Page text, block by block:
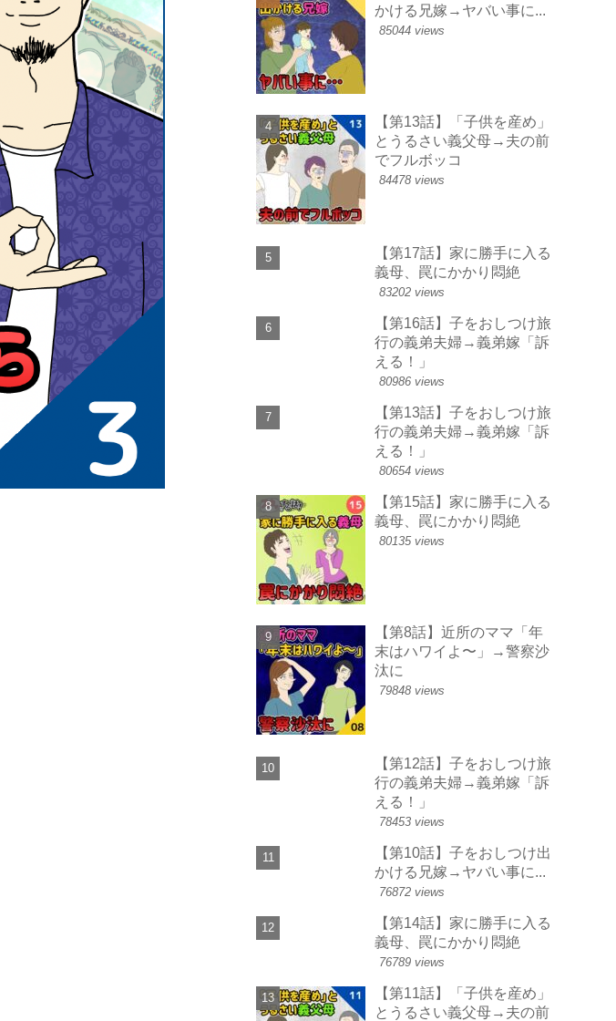
かける兄嫁→ヤバい事に...
85044 views
【第13話】「子供を産め」
とうるさい義父母→夫の前
でフルボッコ
84478 views
【第17話】家に勝手に入る
義母、罠にかかり悶絶
83202 views
【第16話】子をおしつけ旅
行の義弟夫婦→義弟嫁「訴
える！」
80986 views
【第13話】子をおしつけ旅
行の義弟夫婦→義弟嫁「訴
える！」
80654 views
【第15話】家に勝手に入る
義母、罠にかかり悶絶
80135 views
【第8話】近所のママ「年
末はハワイよ〜」→警察沙
汰に
79848 views
【第12話】子をおしつけ旅
行の義弟夫婦→義弟嫁「訴
える！」
78453 views
【第10話】子をおしつけ出
かける兄嫁→ヤバい事に...
76872 views
【第14話】家に勝手に入る
義母、罠にかかり悶絶
76789 views
【第11話】「子供を産め」
とうるさい義父母→夫の前